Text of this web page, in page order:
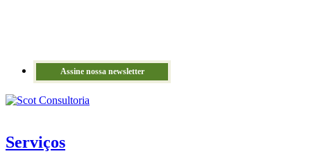
Assine nossa newsletter
Serviços